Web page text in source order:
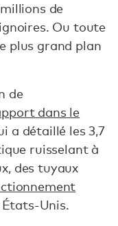
de
Ou toute
plus grand plan
de
dans le
a détaillé les 3,7
ruisselant à
des tuyaux
États-Unis.